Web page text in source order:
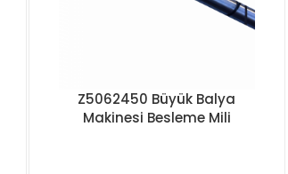
Z5062450 Büyük Balya
Makinesi Besleme Mili